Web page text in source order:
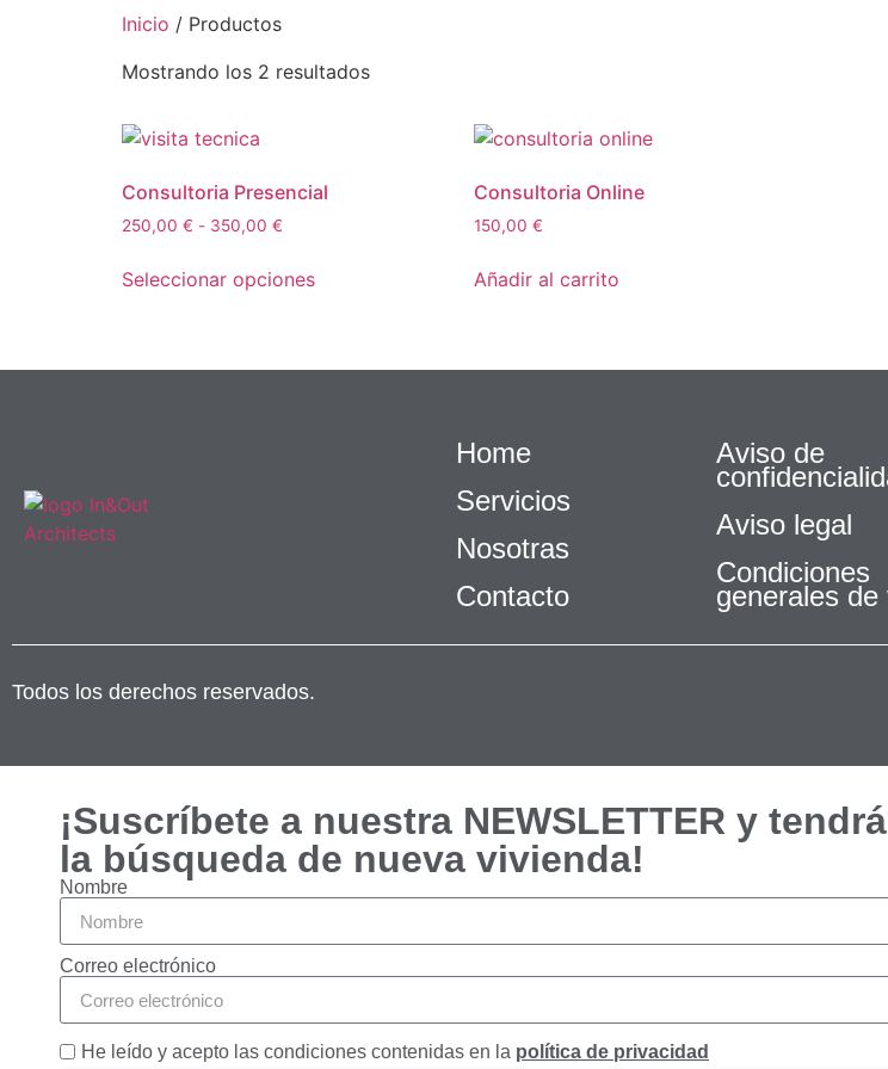
HOME
Inicio / Productos
Mostrando los 2 resultados
Consultoria Presencial
250,00 € - 350,00 €
Seleccionar opciones
Consultoria Online
150,00 €
Añadir al carrito
Home
Servicios
Nosotras
Contacto
Aviso de
Aviso legal
Condiciones
generales de
Todos los derechos reservados.
Estas
cookies no
opcionales.
Son
necesarias
para que
funcione la
¡Suscríbete a nuestra NEWSLETTER y
la búsqueda de nueva vivienda!
Nombre
Correo electrónico
He leído y acepto las condiciones contenidas en la política de privacidad